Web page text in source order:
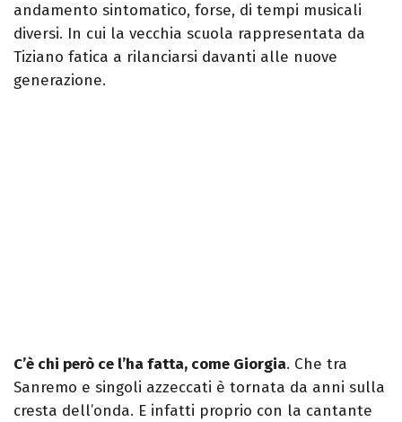
andamento sintomatico, forse, di tempi musicali
diversi. In cui la vecchia scuola rappresentata da
Tiziano fatica a rilanciarsi davanti alle nuove
generazione.
C’è chi però ce l’ha fatta, come Giorgia. Che tra
Sanremo e singoli azzeccati è tornata da anni sulla
cresta dell’onda. E infatti proprio con la cantante